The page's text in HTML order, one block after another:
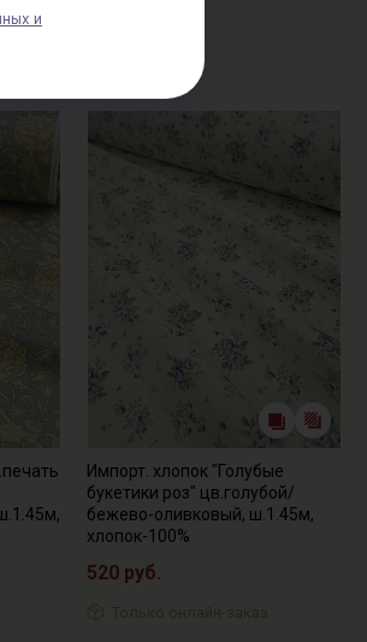
Импорт. хлопок "Голубые
букетики роз" цв.голубой/
бежево-оливковый, ш.1.45м,
хлопок-100%
520 руб.
Только онлайн-заказ
и